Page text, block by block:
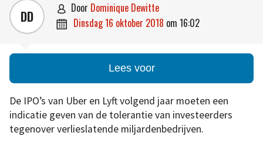
DD  door Dominique Dewitte
 dinsdag 16 oktober 2018 om 16:02
Lees voor
De IPO’s van Uber en Lyft volgend jaar moeten een
indicatie geven van de tolerantie van investeerders
tegenover verlieslatende miljardenbedrijven.